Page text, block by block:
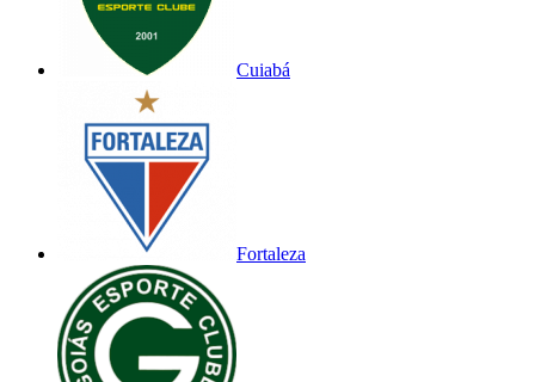
Cuiabá
Fortaleza